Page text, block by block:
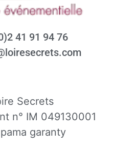
41 91 94 76
Secrets
n° IM 049130001
garanty